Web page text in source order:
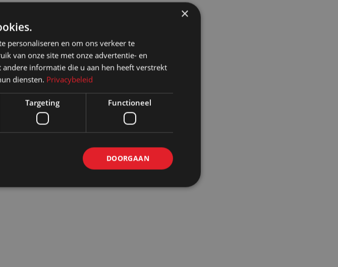
×
personaliseren en om ons verkeer te
van onze site met onze advertentie- en
informatie die u aan hen heeft verstrekt
diensten. Privacybeleid
Targeting Functioneel
DOORGAAN